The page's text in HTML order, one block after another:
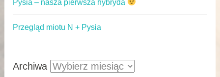
Pysia – nasza pierwsza hybryda
Przegląd miotu N + Pysia
Archiwa